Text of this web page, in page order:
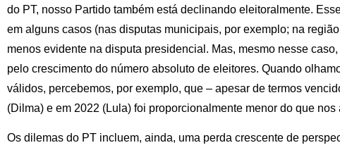
do PT, nosso Partido também está declinando eleitoralmente.
em alguns casos (nas disputas municipais, por exemplo; na
menos evidente na disputa presidencial. Mas, mesmo nesse
pelo crescimento do número absoluto de eleitores. Quando
válidos, percebemos, por exemplo, que – apesar de termos
(Dilma) e em 2022 (Lula) foi proporcionalmente menor do que nos
Os dilemas do PT incluem, ainda, uma perda crescente de